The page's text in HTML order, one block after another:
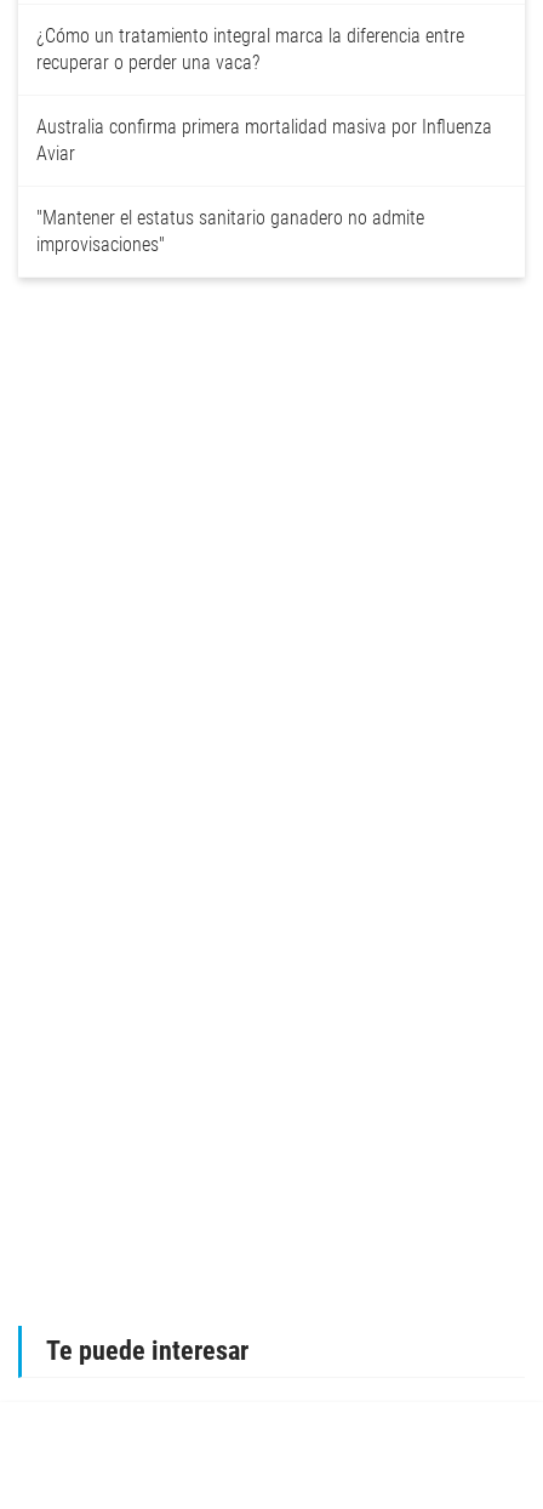
¿Cómo un tratamiento integral marca la diferencia entre
recuperar o perder una vaca?
Australia confirma primera mortalidad masiva por Influenza
Aviar
"Mantener el estatus sanitario ganadero no admite
improvisaciones"
Te puede interesar